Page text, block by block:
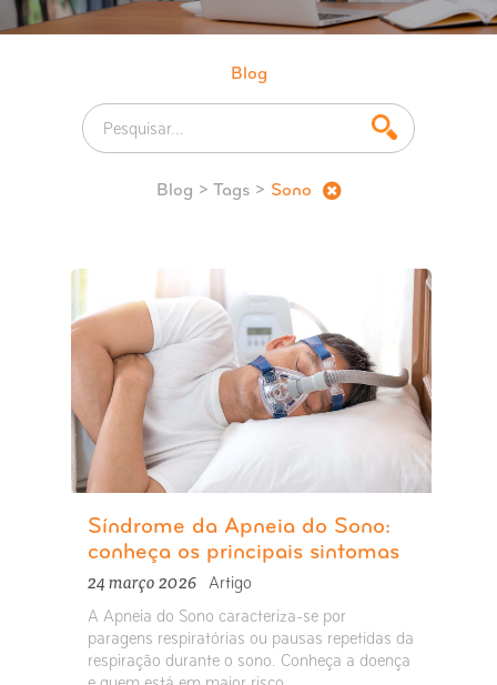
Blog
Blog > Tags > Sono
Síndrome da Apneia do Sono:
conheça os principais sintomas
24 março 2026
Artigo
A Apneia do Sono caracteriza-se por
paragens respiratórias ou pausas repetidas da
respiração durante o sono. Conheça a doença